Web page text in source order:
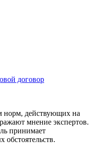
договор
норм, действующих на
мнение экспертов.
принимает
обстоятельств.